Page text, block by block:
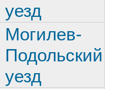
уезд
Могилев-
Подольский
уезд